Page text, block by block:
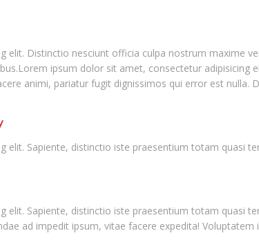
elit. Distinctio nesciunt officia culpa nostrum maxime
ipsum dolor sit amet, consectetur
animi, pariatur fugit dignissimos qui error est nulla.
elit. Sapiente, distinctio iste praesentium totam quasi
elit. Sapiente, distinctio iste praesentium totam quasi
ad impedit ipsum, vitae facere expedita!